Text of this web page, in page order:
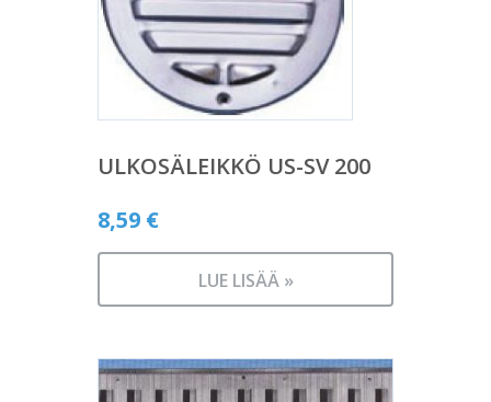
ULKOSÄLEIKKÖ US-SV 200
8,59 €
LUE LISÄÄ »